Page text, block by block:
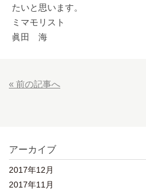
たいと思います。
ミマモリスト
眞田 海
« 前の記事へ
アーカイブ
2017年12月
2017年11月